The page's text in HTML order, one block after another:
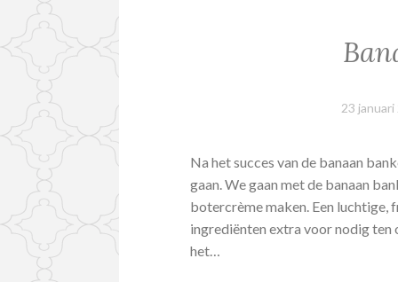
23 januari
Na het succes van de banaan
gaan. We gaan met de banaan
botercrème maken. Een luchtige,
ingrediënten extra voor nodig
het…